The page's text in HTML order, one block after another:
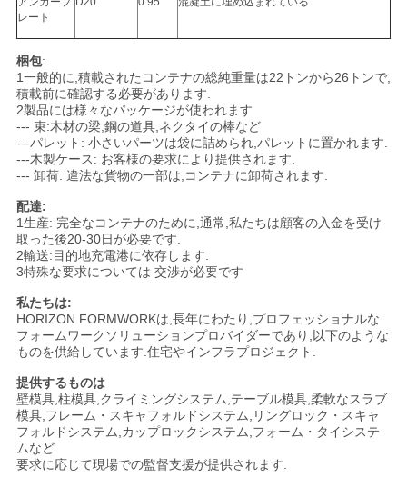
レート
梱包:
1一般的に,積載されたコンテナの総純重量は22トンから26トンで,
積載前に確認する必要があります.
2製品には様々なパッケージが使われます
--- 束:木材の梁,鋼の道具,ネクタイの棒など
---パレット: 小さいパーツは袋に詰められ,パレットに置かれます.
---木製ケース: お客様の要求により提供されます.
--- 卸荷: 違法な貨物の一部は,コンテナに卸荷されます.
配達:
1生産: 完全なコンテナのために,通常,私たちは顧客の入金を受け
取った後20-30日が必要です.
2輸送:目的地充電港に依存します.
3特殊な要求については 交渉が必要です
私たちは:
HORIZON FORMWORKは,長年にわたり,プロフェッショナルな
フォームワークソリューションプロバイダーであり,以下のような
ものを供給しています.住宅やインフラプロジェクト.
提供するものは
壁模具,柱模具,クライミングシステム,テーブル模具,柔軟なスラブ
模具,フレーム・スキャフォルドシステム,リングロック・スキャ
フォルドシステム,カップロックシステム,フォーム・タイシステ
ムなど
要求に応じて現場での監督支援が提供されます.